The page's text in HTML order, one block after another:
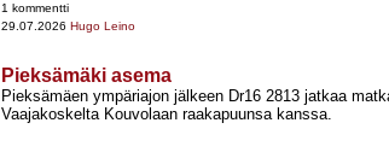
1 kommentti
29.07.2026 Hugo Leino
Pieksämäki asema
Pieksämäen ympäriajon jälkeen Dr16 2813 jatkaa
Vaajakoskelta Kouvolaan raakapuunsa kanssa.